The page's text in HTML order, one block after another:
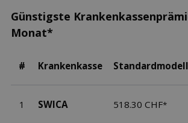
Günstigste
Monat*
# Krankenkasse Standardmodell
1 SWICA 518.30 CHF*